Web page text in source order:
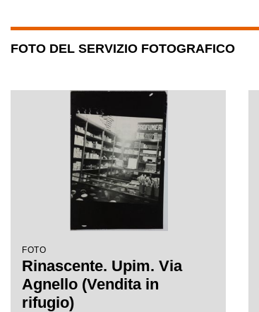
FOTO DEL SERVIZIO FOTOGRAFICO
FOTO
Rinascente. Upim. Via
Agnello (Vendita in
rifugio)